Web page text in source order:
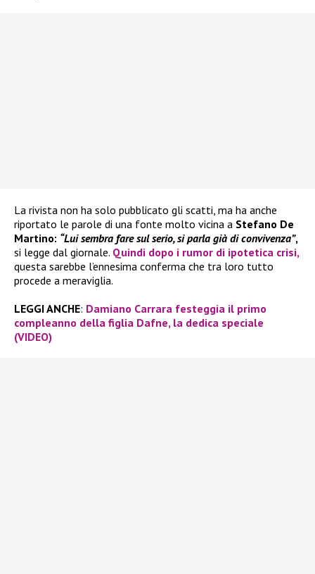
La rivista non ha solo pubblicato gli scatti, ma ha anche
riportato le parole di una fonte molto vicina a Stefano De
Martino: “Lui sembra fare sul serio, si parla già di convivenza”,
si legge dal giornale. Quindi dopo i rumor di ipotetica crisi,
questa sarebbe l’ennesima conferma che tra loro tutto
procede a meraviglia.
LEGGI ANCHE: Damiano Carrara festeggia il primo
compleanno della figlia Dafne, la dedica speciale
(VIDEO)